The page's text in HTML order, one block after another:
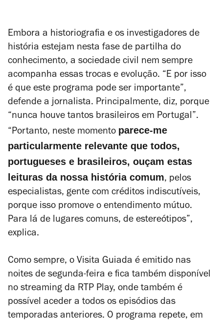
Embora a historiografia e os investigadores de
história estejam nesta fase de partilha do
conhecimento, a sociedade civil nem sempre
acompanha essas trocas e evolução. “E por isso
é que este programa pode ser importante”,
defende a jornalista. Principalmente, diz, porque
“nunca houve tantos brasileiros em Portugal”.
“Portanto, neste momento parece-me
particularmente relevante que todos,
portugueses e brasileiros, ouçam estas
leituras da nossa história comum, pelos
especialistas, gente com créditos indiscutíveis,
porque isso promove o entendimento mútuo.
Para lá de lugares comuns, de estereótipos”,
explica.
Como sempre, o Visita Guiada é emitido nas
noites de segunda-feira e fica também disponível
no streaming da RTP Play, onde também é
possível aceder a todos os episódios das
temporadas anteriores. O programa repete, em